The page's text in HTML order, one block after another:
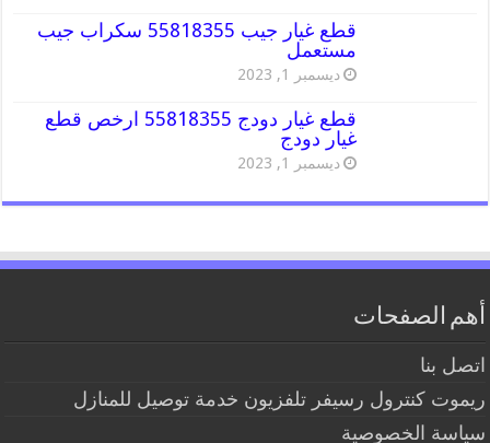
قطع غيار جيب 55818355 سكراب جيب
مستعمل
ديسمبر 1, 2023
قطع غيار دودج 55818355 ارخص قطع
غيار دودج
ديسمبر 1, 2023
أهم الصفحات
اتصل بنا
ريموت كنترول رسيفر تلفزيون خدمة توصيل للمنازل
سياسة الخصوصية